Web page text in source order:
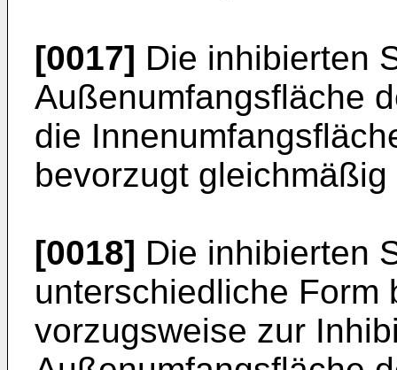
[0017] Die inhibierten
Außenumfangsfläche
die
bevorzugt
[0018] Die inhibierten
unterschiedliche Form
vorzugsweise zur